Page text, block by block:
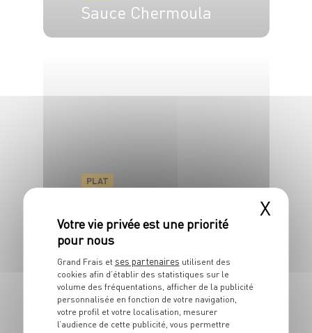
Sauce Chermoula
PLAT
4 pers. 20 min 17 min
X
Grand Frais et ses partenaires utilisent des
cookies afin d’établir des statistiques sur le
volume des fréquentations, afficher de la publicité
personnalisée en fonction de votre navigation,
votre profil et votre localisation, mesurer
l’audience de cette publicité, vous permettre